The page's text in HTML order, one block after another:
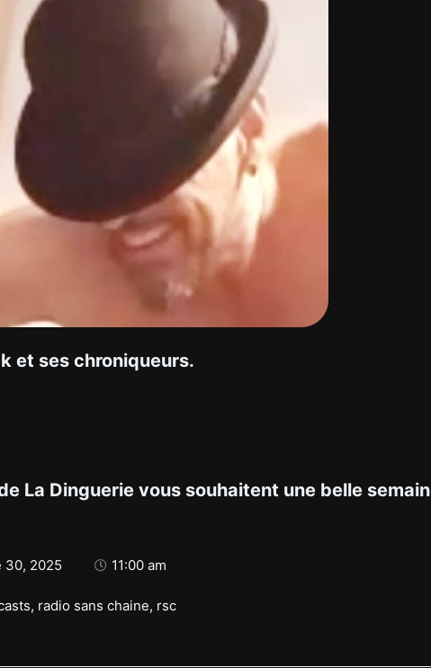
et ses chroniqueurs.
La Dinguerie vous souhaitent une belle
30, 2025 11:00 am
, radio sans chaine, rsc